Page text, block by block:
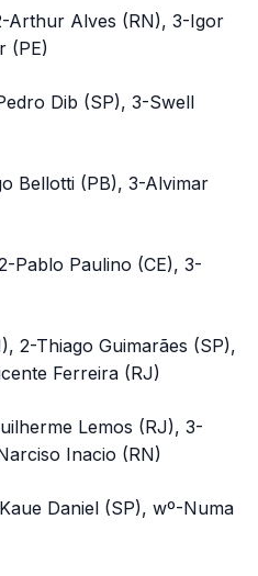
Arthur Alves (RN), 3-Igor
(PE)
Dib (SP), 3-Swell
Bellotti (PB), 3-Alvimar
Pablo Paulino (CE), 3-
2-Thiago Guimarães (SP),
Ferreira (RJ)
Lemos (RJ), 3-
Inacio (RN)
Daniel (SP), wº-Numa